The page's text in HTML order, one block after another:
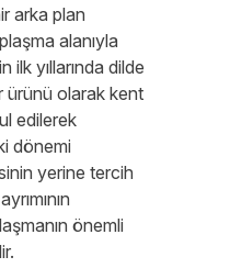
arka plan
alanıyla
ilk yıllarında dilde
ürünü olarak kent
edilerek
dönemi
yerine tercih
önemli